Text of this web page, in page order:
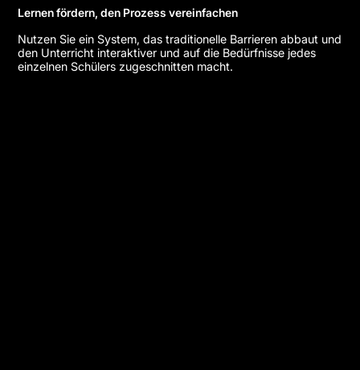
Lernen fördern, den Prozess vereinfachen
Nutzen Sie ein System, das traditionelle Barrieren abbaut und
den Unterricht interaktiver und auf die Bedürfnisse jedes
einzelnen Schülers zugeschnitten macht.